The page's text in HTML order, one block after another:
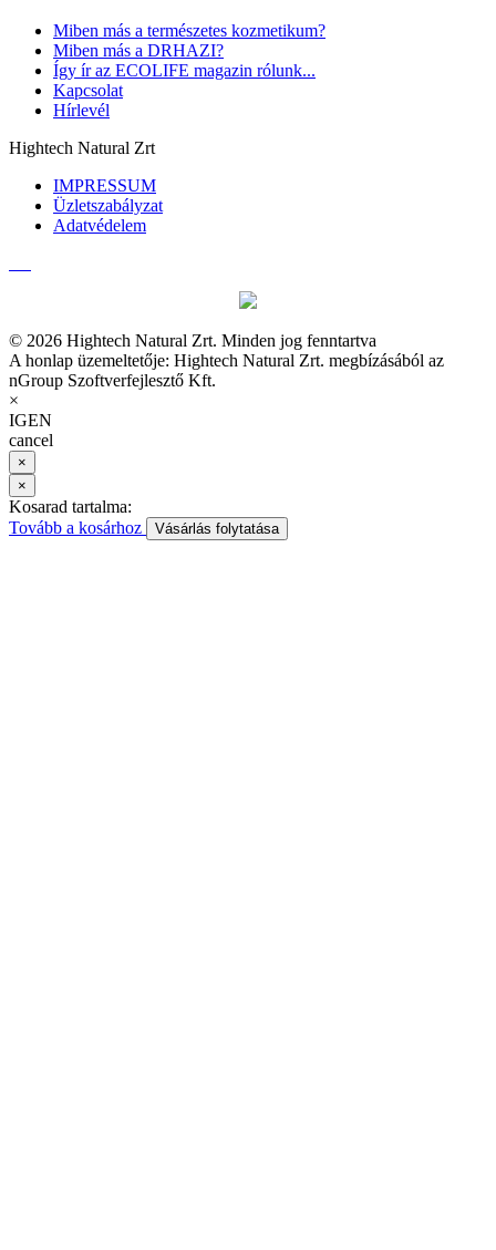
Miben más a természetes kozmetikum?
Miben más a DRHAZI?
Így ír az ECOLIFE magazin rólunk...
Kapcsolat
Hírlevél
Hightech Natural Zrt
IMPRESSUM
Üzletszabályzat
Adatvédelem
© 2026 Hightech Natural Zrt. Minden jog fenntartva
A honlap üzemeltetője: Hightech Natural Zrt. megbízásából az
nGroup Szoftverfejlesztő Kft.
×
IGEN
cancel
×
×
Kosarad tartalma:
Tovább a kosárhoz
Vásárlás folytatása